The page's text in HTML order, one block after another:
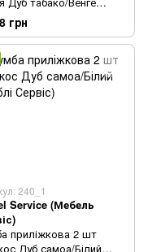
(Меблі Сервіс)
грн
240_1
Service (Мебель
приліжкова 2 шт
Дуб самоа/Білий